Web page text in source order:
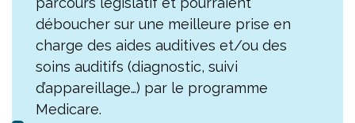
déboucher sur une meilleure prise en
charge des aides auditives et/ou des
soins auditifs (diagnostic, suivi
d’appareillage…) par le programme
Medicare.